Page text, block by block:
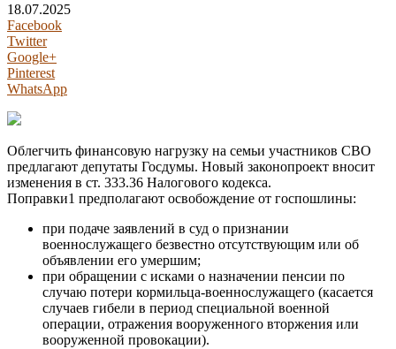
18.07.2025
Facebook
Twitter
Google+
Pinterest
WhatsApp
Облегчить финансовую нагрузку на семьи участников СВО
предлагают депутаты Госдумы. Новый законопроект вносит
изменения в ст. 333.36 Налогового кодекса.
Поправки1 предполагают освобождение от госпошлины:
при подаче заявлений в суд о признании
военнослужащего безвестно отсутствующим или об
объявлении его умершим;
при обращении с исками о назначении пенсии по
случаю потери кормильца-военнослужащего (касается
случаев гибели в период специальной военной
операции, отражения вооруженного вторжения или
вооруженной провокации).